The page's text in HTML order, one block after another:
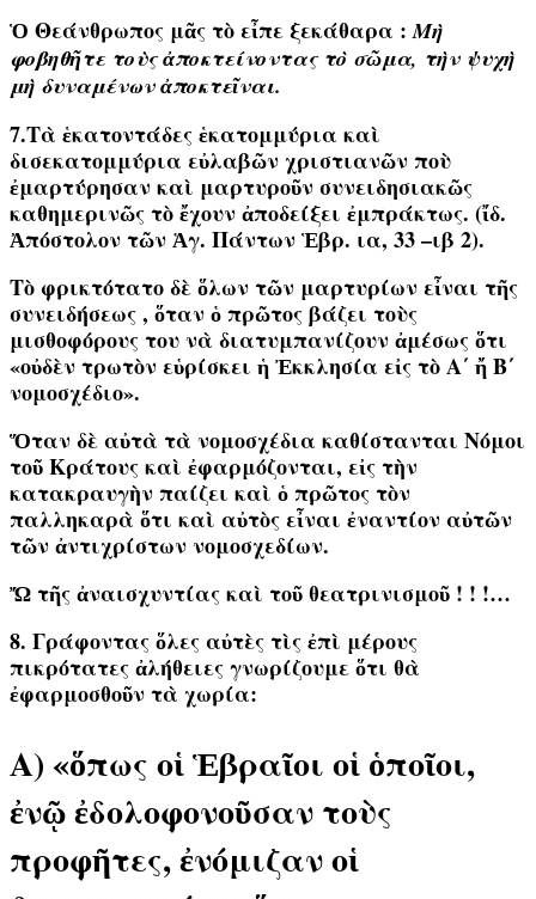
Ὁ Θεάνθρωπος μᾶς τὸ εἶπε ξεκάθαρα :Μὴ
φοβηθῆτε τοὺς ἀποκτείνοντας τὸ σῶμα, τὴν ψυχὴ
μὴ δυναμένων ἀποκτεῖναι.
7.Τὰ ἑκατοντάδες ἑκατομμύρια καὶ
δισεκατομμύρια εὐλαβῶν χριστιανῶν ποὺ
ἐμαρτύρησαν καὶ μαρτυροῦν συνειδησιακῶς
καθημερινῶς τὸ ἔχουν ἀποδείξει ἐμπράκτως. (ἴδ.
Ἀπόστολον τῶν Ἁγ. Πάντων Ἑβρ. ια, 33 –ιβ 2).
Τὸ φρικτότατο δὲ ὅλων τῶν μαρτυρίων εἶναι τῆς
συνειδήσεως , ὅταν ὁ πρῶτος βάζει τοὺς
μισθοφόρους του νὰ διατυμπανίζουν ἀμέσως ὅτι
«οὐδὲν τρωτὸν εὑρίσκει ἡ Ἐκκλησία εἰς τὸ Α΄ ἤ Β΄
νομοσχέδιο».
Ὅταν δὲ αὐτὰ τὰ νομοσχέδια καθίστανται Νόμοι
τοῦ Κράτους καὶ ἐφαρμόζονται, εἰς τὴν
κατακραυγὴν παίζει καὶ ὁ πρῶτος τὸν
παλληκαρὰ ὅτι καὶ αὐτὸς εἶναι ἐναντίον αὐτῶν
τῶν ἀντιχρίστων νομοσχεδίων.
Ὤ τῆς ἀναισχυντίας καὶ τοῦ θεατρινισμοῦ ! ! !…
8. Γράφοντας ὅλες αὐτὲς τὶς ἐπὶ μέρους
πικρότατες ἀλήθειες γνωρίζουμε ὅτι θὰ
ἐφαρμοσθοῦν τὰ χωρία:
Α) «ὅπως οἱ Ἑβραῖοι οἱ ὁποῖοι,
ἐνῷ ἐδολοφονοῦσαν τοὺς
προφῆτες, ἐνόμιζαν οἱ